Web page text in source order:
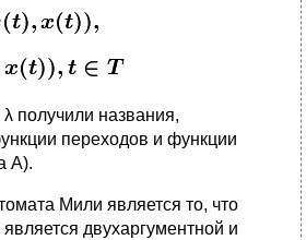
получили названия,
переходов и функции
A).
Мили является то, что
двухаргументной и